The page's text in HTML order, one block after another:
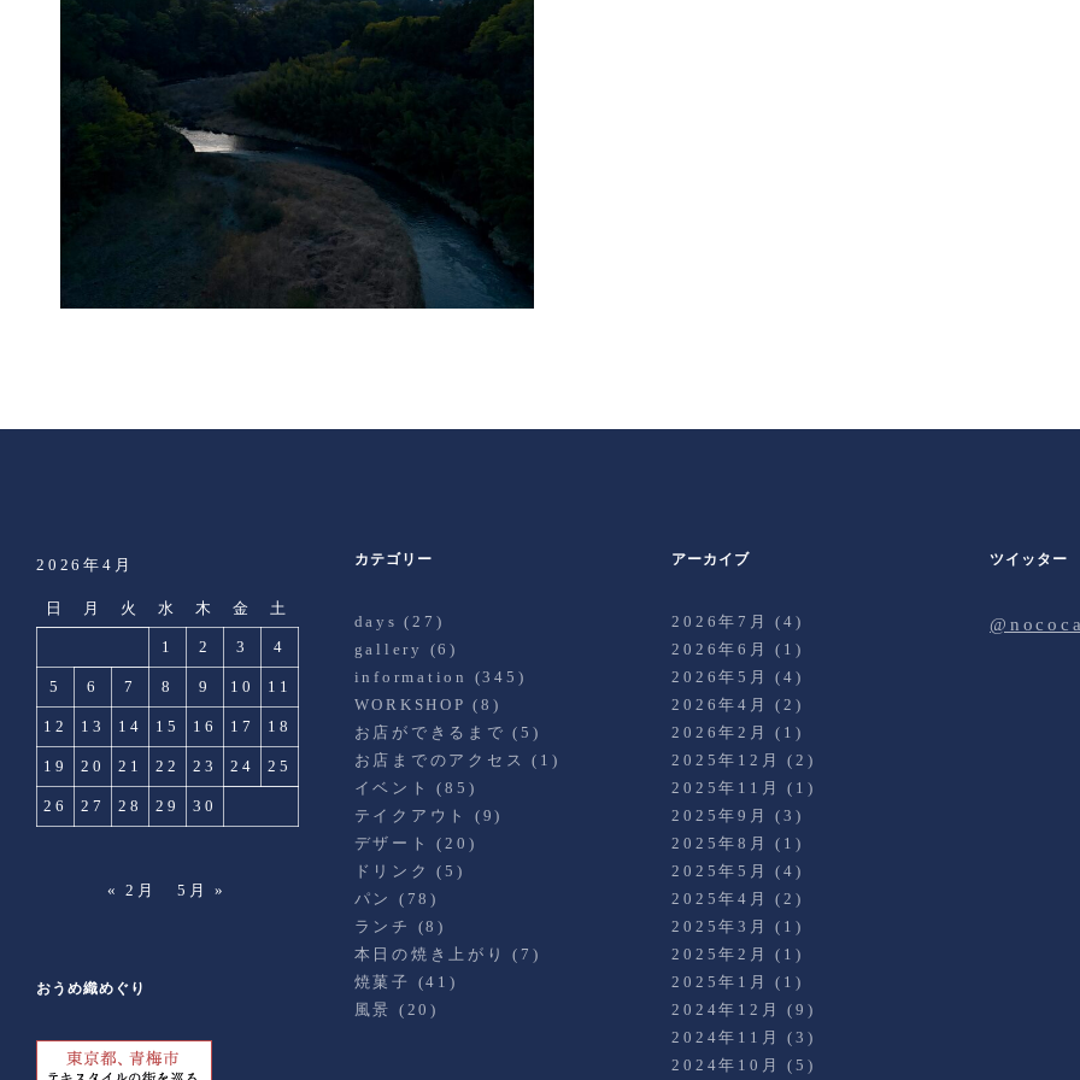
2026年4月
日 月 火 水 木 金 土
1 2 3 4
5 6 7 8 9 10 11
12 13 14 15 16 17 18
19 20 21 22 23 24 25
26 27 28 29 30
« 2月 5月 »
おうめ織めぐり
カテゴリー
days (27)
gallery (6)
information
(345)
WORKSHOP (8)
お店ができるまで (5)
お店までのアクセス
(1)
イベント
(85)
テイクアウト
(9)
デザート
(20)
ドリンク
(5)
パン
(78)
ランチ
(8)
本日の焼き上がり
(7)
焼菓子 (41)
風景 (20)
アーカイブ
2026年7月
(4)
2026年6月
(1)
2026年5月
(4)
2026年4月
(2)
2026年2月
(1)
2025年12月
(2)
2025年11月
(1)
2025年9月
(3)
2025年8月
(1)
2025年5月
(4)
2025年4月
(2)
2025年3月
(1)
2025年2月
(1)
2025年1月
(1)
2024年12月
(9)
2024年11月
(3)
2024年10月
(5)
ツイッター